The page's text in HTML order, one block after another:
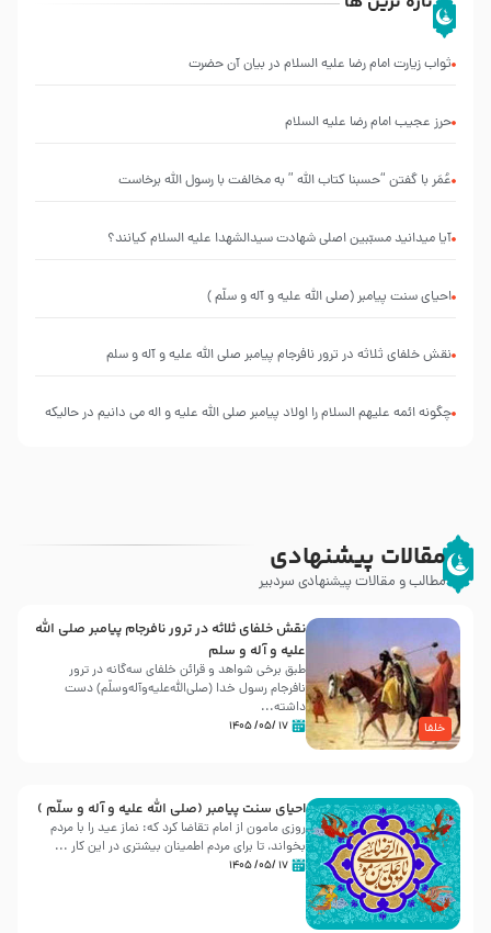
ثواب زیارت امام رضا علیه السلام در بیان آن حضرت
حرز عجیب امام رضا علیه السلام
عُمَر با گفتن “حسبنا كتاب اللّه ” به مخالفت با رسول اللّه برخاست
آیا میدانید مسبّبین اصلی شهادت سیدالشهدا علیه ‌السلام کیانند؟
احیای سنت پیامبر (صلی الله علیه و آله و سلّم )
نقش خلفای ثلاثه در ترور نافرجام پیامبر صلی الله علیه و آله و سلم
چگونه ائمه علیهم السلام را اولاد پیامبر صلی الله علیه و اله می دانیم در حالیکه
مقالات پیشنهادی
مطالب و مقالات پیشنهادی سردبیر
خلفا
نقش خلفای ثلاثه در ترور نافرجام پیامبر صلی الله
علیه و آله و سلم
طبق برخی شواهد و قرائن خلفای سه‌گانه در ترور
نافرجام رسول خدا (صلی‌الله‌علیه‌و‌آله‌وسلّم) دست
داشته‌...
۱۷ /۰۵/ ۱۴۰۵
احیای سنت پیامبر (صلی الله علیه و آله و سلّم )
روزی مامون از امام تقاضا کرد که: نماز عید را با مردم
بخواند، تا برای مردم اطمینان بیشتری در این کار ...
۱۷ /۰۵/ ۱۴۰۵